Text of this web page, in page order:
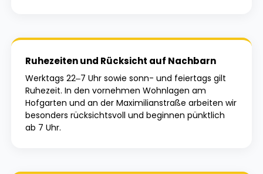
Ruhezeiten und Rücksicht auf Nachbarn
Werktags 22–7 Uhr sowie sonn- und feiertags gilt
Ruhezeit. In den vornehmen Wohnlagen am
Hofgarten und an der Maximilianstraße arbeiten wir
besonders rücksichtsvoll und beginnen pünktlich
ab 7 Uhr.